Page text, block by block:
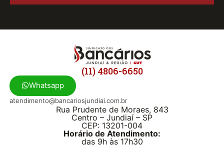
(11) 4806-6650
Whatsapp
atendimento@bancariosjundiai.com.br
Rua Prudente de Moraes, 843
Centro – Jundiaí – SP
CEP: 13201-004
Horário de Atendimento:
das 9h às 17h30